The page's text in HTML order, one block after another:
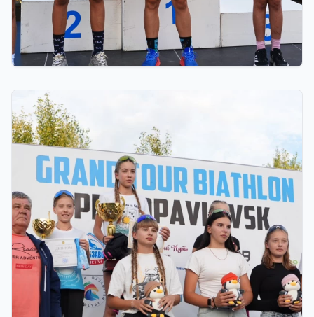
ФИНАЛ: АСТАНАДА GRAND TOUR BIATHLON
ҚОРЫТЫНДЫ КЕЗЕҢІ ӨТЕДІ